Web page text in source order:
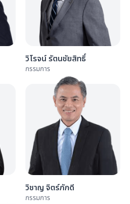
วิโรจน์ รัตนชัยสิทธิ์
กรรมการ
วิชาญ จิตร์ภักดี
กรรมการ